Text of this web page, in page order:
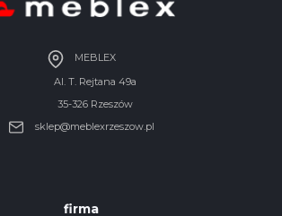
MEBLEX
Al. T. Rejtana 49a
35-326 Rzeszów
sklep@meblexrzeszow.pl
firma